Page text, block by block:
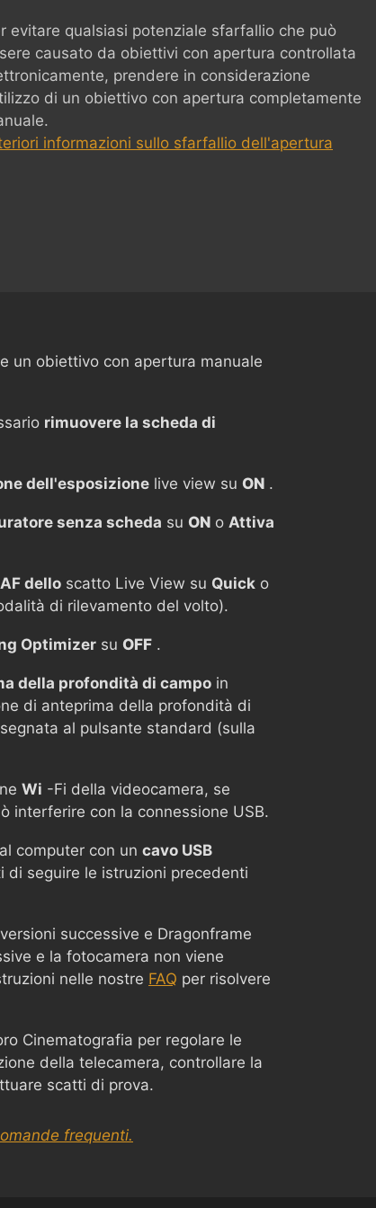
evitare qualsiasi potenziale sfarfallio che può
causato da obiettivi con apertura controllata
prendere in considerazione
di un obiettivo con apertura completamente
informazioni sullo sfarfallio dell'apertura
un obiettivo con apertura manuale
rimuovere la scheda di
dell'esposizione live view su ON .
senza scheda su ON o Attiva
dello scatto Live View su Quick o
di rilevamento del volto).
Optimizer su OFF .
della profondità di campo in
di anteprima della profondità di
al pulsante standard (sulla
Wi -Fi della videocamera, se
interferire con la connessione USB.
computer con un cavo USB
di seguire le istruzioni precedenti
successive e Dragonframe
e la fotocamera non viene
nelle nostre FAQ per risolvere
Cinematografia per regolare le
della telecamera, controllare la
scatti di prova.
frequenti.